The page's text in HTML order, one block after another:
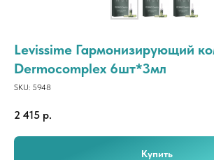
Levissime Гармонизирующий
Dermocomplex 6шт*3мл
SKU: 5948
2 415 р.
Купить